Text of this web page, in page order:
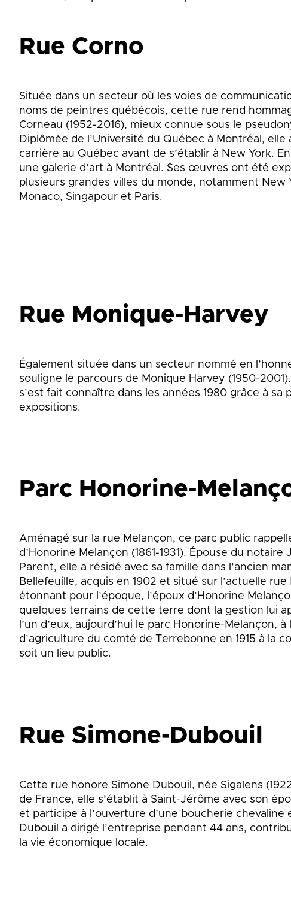
Rue Corno
Située dans un secteur où les voies de
noms de peintres québécois, cette rue rend
Corneau (1952-2016), mieux connue sous le
Diplômée de l’Université du Québec à Montréal, elle
carrière au Québec avant de s’établir à New York.
une galerie d’art à Montréal. Ses œuvres ont été
plusieurs grandes villes du monde, notamment New
Monaco, Singapour et Paris.
Rue Monique-Harvey
Également située dans un secteur nommé en
souligne le parcours de Monique Harvey (1950-
s’est fait connaître dans les années 1980 grâce à
expositions.
Parc Honorine-
Aménagé sur la rue Melançon, ce parc public
d’Honorine Melançon (1861-1931). Épouse du notaire
Parent, elle a résidé avec sa famille dans l’ancien
Bellefeuille, acquis en 1902 et situé sur l’actuelle rue
étonnant pour l’époque, l’époux d’Honorine
quelques terrains de cette terre dont la gestion lui
l’un d’eux, aujourd’hui le parc Honorine-Melançon, à
d’agriculture du comté de Terrebonne en 1915 à la
soit un lieu public.
Rue Simone-Dubouil
Cette rue honore Simone Dubouil, née Sigalens
de France, elle s’établit à Saint-Jérôme avec son
et participe à l’ouverture d’une boucherie chevaline
Dubouil a dirigé l’entreprise pendant 44 ans,
la vie économique locale.